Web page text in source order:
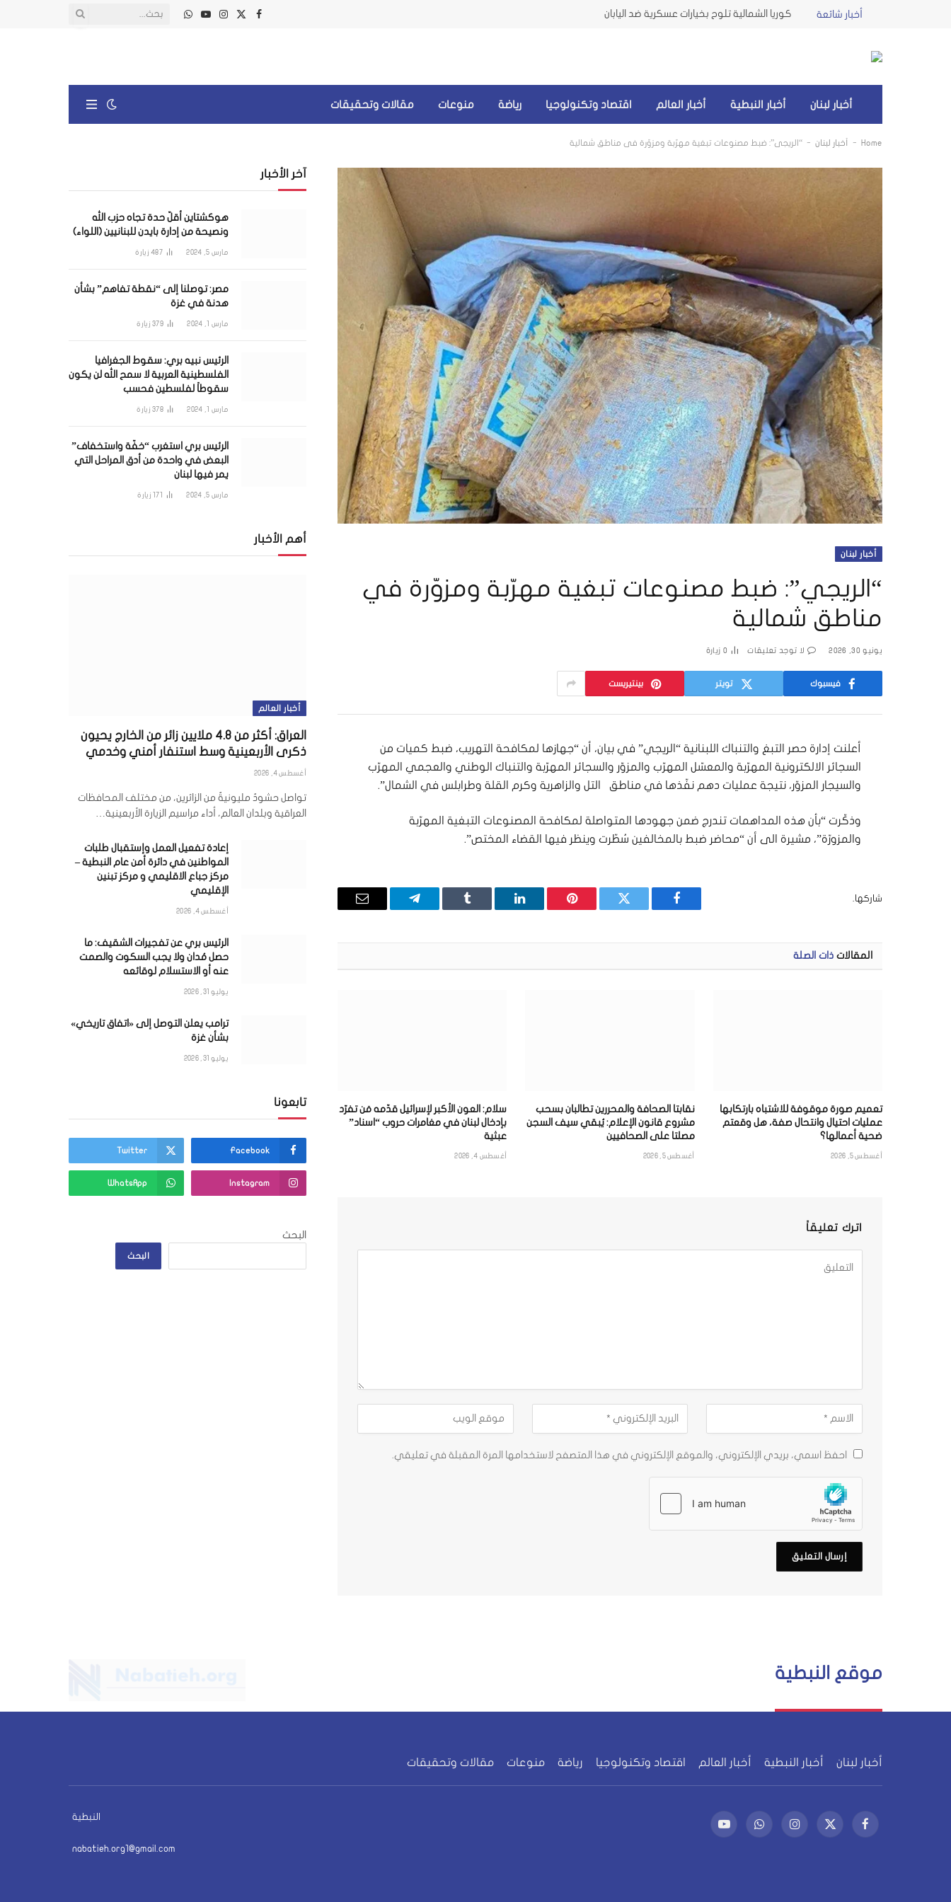
أخبار شائعة كوريا الشمالية تلوح بخيارات عسكرية ضد اليابان
فيسبوك
X
الانستغرام
يوتيوبواتساب
أخبار لبنان أخبار النبطية أخبار العالم اقتصاد وتكنولوجيا رياضة منوعات مقالات وتحقيقات
Home
- أخبار لبنان - “الريجي”: ضبط مصنوعات تبغية مهرّبة ومزوّرة في مناطق شمالية
أخبار لبنان
“الريجي”: ضبط مصنوعات تبغية مهرّبة ومزوّرة في
مناطق شمالية
يونيو 30, 2026 لا توجد تعليقات 0 زيارة
فيسبوك تويتر بينتيريست
أعلنت إدارة حصر التبغ والتنباك اللبنانية “الريجي” في بيان، أن “جهازها لمكافحة التهريب، ضبط كميات من
السجائر الالكترونية المهرّبة والمعسّل المهرّب والمزوّر والسجائر المهرّبة والتنباك الوطني والعجمي المهرّب
والسيجار المزوّر، نتيجة عمليات دهم نفّذها في مناطق التل والزاهرية وكرم القلة وطرابلس في الشمال”.
وذكّرت “بأن هذه المداهمات تندرج ضمن جهودها المتواصلة لمكافحة المصنوعات التبغية المهرّبة
والمزورّة”، مشيرة الى أن “محاضر ضبط بالمخالفين سُطّرت وينظر فيها القضاء المختص”.
شاركها.
فيسبوك تويتر بينتيريستلينكدإن Tumblr تيلقرام
البريد
المقالات ذات الصلة
تعميم صورة موقوفة للاشتباه بارتكابها
عمليات احتيال وانتحال صفة، هل وقعتم
ضحية أعمالها؟
أغسطس 5, 2026
نقابتا الصحافة والمحررين تطالبان بسحب
مشروع قانون الإعلام: يُبقي سيف السجن
مصلتا على الصحافيين
أغسطس 5, 2026
سلام: العون الأكبر لإسرائيل قدّمه مَن تفرّد
بإدخال لبنان في مغامرات حروب “اسناد”
عبثية
أغسطس 4, 2026
اترك تعليقاً
احفظ اسمي، بريدي الإلكتروني، والموقع الإلكتروني في هذا المتصفح لاستخدامها المرة المقبلة في تعليقي.
آخر الأخبار
هوكشتاين أقلّ حدة تجاه حزب الله
ونصيحة من إدارة بايدن للبنانيين (اللواء)
مارس 5, 2024 487 زيارة
مصر: توصلنا إلى “نقطة تفاهم” بشأن
هدنة في غزة
مارس 1, 2024 379 زيارة
الرئيس نبيه بري: سقوط الجغرافيا
الفلسطينية العربية لا سمح الله لن يكون
سقوطاً لفلسطين فحسب
مارس 1, 2024 378 زيارة
الرئيس بري استغرب “خفّة واستخفاف”
البعض في واحدة من أدق المراحل التي
يمر فيها لبنان
مارس 5, 2024 171 زيارة
أهم الأخبار
أخبار العالم
العراق: أكثر من 4.8 ملايين زائر من الخارج يحيون
ذكرى الأربعينية وسط استنفار أمني وخدمي
أغسطس 4, 2026
تواصل حشودٌ مليونيةٌ من الزائرين، من مختلف المحافظات
العراقية وبلدان العالم، أداء مراسيم الزيارة الأربعينية…
إعادة تفعيل العمل وإستقبال طلبات
المواطنين في دائرة أمن عام النبطية –
مركز جباع الاقليمي و مركز تبنين
الإقليمي
أغسطس 4, 2026
الرئيس بري عن تفجيرات الشقيف: ما
حصل مُدان ولا يجب السكوت والصمت
عنه أو الاستسلام لوقائعه
يوليو 31, 2026
ترامب يعلن التوصل إلى «اتفاق تاريخي»
بشأن غزة
يوليو 31, 2026
تابعونا
Facebook
Twitter
Instagram
WhatsApp
البحث
البحث
موقع النبطية
أخبار لبنان أخبار النبطية أخبار العالم اقتصاد وتكنولوجيا رياضة منوعات مقالات وتحقيقات
فيسبوكX
الانستغرامواتساب يوتيوب
النبطية
nabatieh.org1@gmail.com